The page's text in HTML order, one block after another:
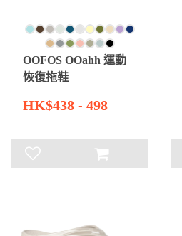
OOFOS OOahh 運動
恢復拖鞋
HK$438 - 498